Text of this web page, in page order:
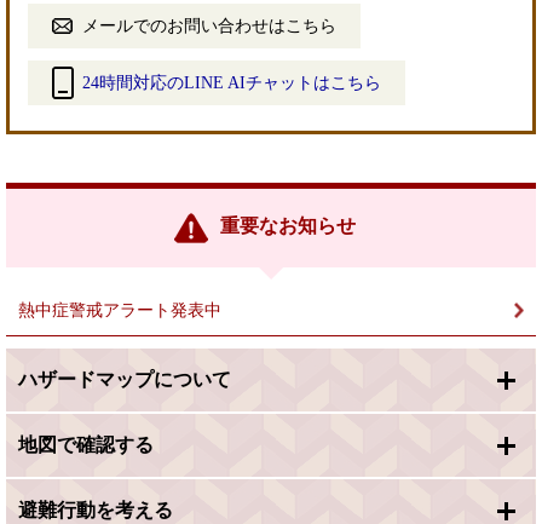
メールでのお問い合わせはこちら
24時間対応のLINE AIチャットはこちら
リ
重要なお知らせ
熱中症警戒アラート発表中
ハザードマップについて
地図で確認する
避難行動を考える